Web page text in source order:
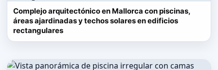
Complejo arquitectónico en Mallorca con piscinas,
áreas ajardinadas y techos solares en edificios
rectangulares